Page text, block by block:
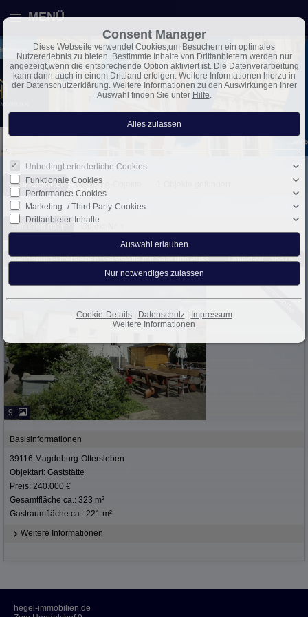
MENÜ
Kauf-Objekte Gewerbe-Objekte
Sortieren nach
Magdeburg-Ottersleben: Gaststätte mit Saal und Aussenbereich in ruhiger Lage von Ottersleben.. Objekt-Nr.: 388765
9
Kaufimmobilie
Basisinformationen
39116 Magdeburg-Ottersleben
Objektart: Gaststätte
Preis: 240.000 €
Gesamtfläche ca.: 323 m²
Gastraumfläche ca.: 221 m²
Weitere Informationen
hegel-immobilien.de
Consent Manager
Diese Webseite verwendet Cookies,um Besuchern ein optimales
Nutzererlebnis zu bieten. Bestimmte Inhalte von Drittanbietern werden nur
angezeigt,wenn die entsprechende Option aktiviert ist. Die Datenverarbeitung
kann dann auch in einem Drittland erfolgen. Weitere Informationen hierzu in
der Datenschutzerklärung. Weitere Informationen zu den Auswirkungen Ihrer
Auswahl finden Sie unter Hilfe.
Unbedingt erforderliche Cookies
Funktionale Cookies
Performance Cookies
Marketing- / Third Party-Cookies
Drittanbieter-Inhalte
Cookie-Details| Datenschutz|
Impressum
Weitere Informationen